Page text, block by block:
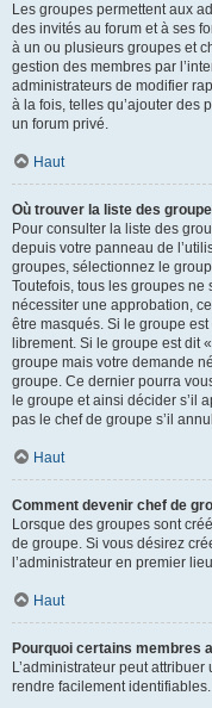
Les groupes permettent aux
des invités au forum et à ses
à un ou plusieurs groupes et
gestion des membres par
administrateurs de modifier
à la fois, telles qu’ajouter des
un forum privé.
Haut
Où trouver la liste des
Pour consulter la liste des
depuis votre panneau de
groupes, sélectionnez le
Toutefois, tous les groupes
nécessiter une approbation,
être masqués. Si le groupe
librement. Si le groupe est dit
groupe mais votre demande
groupe. Ce dernier pourra
le groupe et ainsi décider s’il
pas le chef de groupe s’il
Haut
Comment devenir chef de
Lorsque des groupes sont
de groupe. Si vous désirez
l’administrateur en premier
Haut
Pourquoi certains membres
L’administrateur peut
rendre facilement identifiables.